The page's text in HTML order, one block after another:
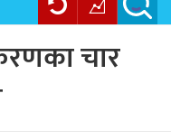
चार